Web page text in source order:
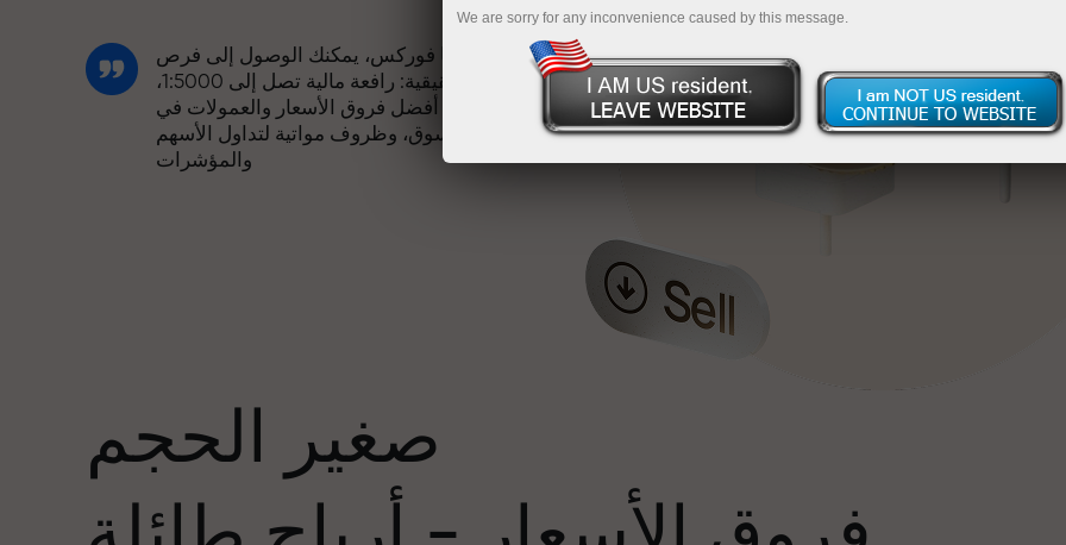
مع إنستا فوركس، يمكنك الوصول إلى فرص
تنافسية حقيقية: رافعة مالية تصل إلى 1:5000،
وبعض من أفضل فروق الأسعار والعمولات في
السوق، وظروف مواتية لتداول الأسهم
والمؤشرات
تتشارك سرعة المسار وسرعة التداول نفس
القيم. يُضفي أليش لوبرايس عناصر الحماس
والانضباط على عالم التداول، ويعمل كشريك
صغير الحجم
We are sorry for any inconvenience caused by this message.